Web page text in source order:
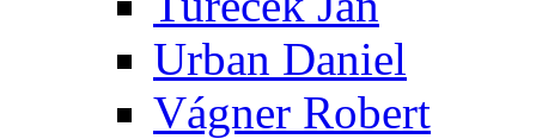
Urban Daniel
Vágner Robert